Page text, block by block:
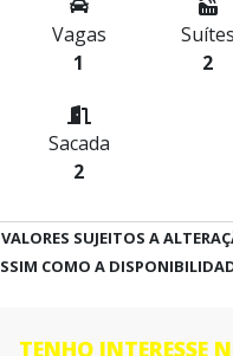
Vagas
1
Suítes
2
Sacada
2
SUJEITOS A
COMO A
TENHO INTERESSE